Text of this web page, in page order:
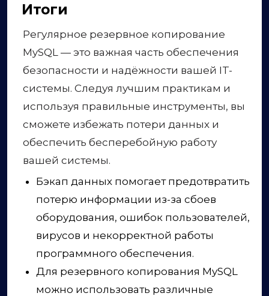
Итоги
Регулярное резервное копирование
MySQL — это важная часть обеспечения
безопасности и надёжности вашей IT-
системы. Следуя лучшим практикам и
используя правильные инструменты, вы
сможете избежать потери данных и
обеспечить бесперебойную работу
вашей системы.
Бэкап данных помогает предотвратить
потерю информации из-за сбоев
оборудования, ошибок пользователей,
вирусов и некорректной работы
программного обеспечения.
Для резервного копирования MySQL
можно использовать различные